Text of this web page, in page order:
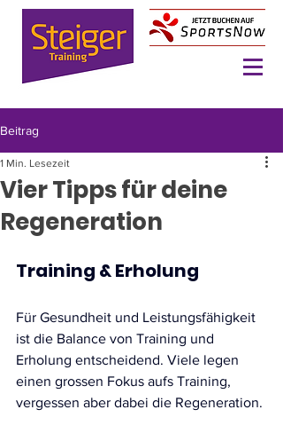
Beitrag
Vier Tipps für deine
Regeneration
1 Min. Lesezeit
Training & Erholung
Für Gesundheit und Leistungsfähigkeit
ist die Balance von Training und
Erholung entscheidend. Viele legen
einen grossen Fokus aufs Training,
vergessen aber dabei die Regeneration.